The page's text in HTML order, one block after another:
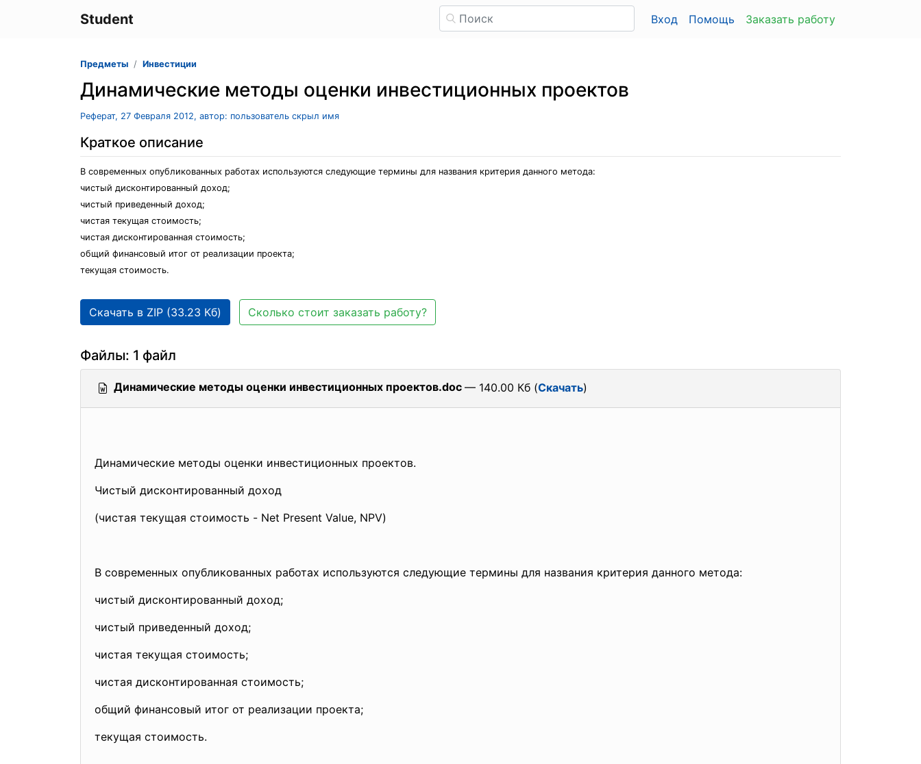
Student Вход Помощь Заказать работу
Предметы Инвестиции
Динамические методы оценки инвестиционных проектов
Реферат, 27 Февраля 2012, автор: пользователь скрыл имя
Краткое описание
В современных опубликованных работах используются следующие термины для названия критерия данного метода:
чистый дисконтированный доход;
чистый приведенный доход;
чистая текущая стоимость;
чистая дисконтированная стоимость;
общий финансовый итог от реализации проекта;
текущая стоимость.
Скачать в ZIP (33.23 Кб) Сколько стоит заказать работу?
Файлы: 1 файл
Динамические методы оценки инвестиционных проектов.doc — 140.00 Кб (Скачать)
Динамические методы оценки инвестиционных проектов.
Чистый дисконтированный доход
(чистая текущая стоимость - Net Present Value, NPV)
В современных опубликованных работах используются следующие термины для названия критерия данного метода:
чистый дисконтированный доход;
чистый приведенный доход;
чистая текущая стоимость;
чистая дисконтированная стоимость;
общий финансовый итог от реализации проекта;
текущая стоимость.